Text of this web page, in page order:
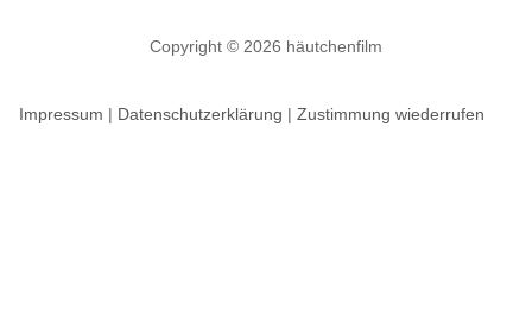
Copyright © 2026 häutchenfilm
Impressum | Datenschutzerklärung | Zustimmung wiederrufen